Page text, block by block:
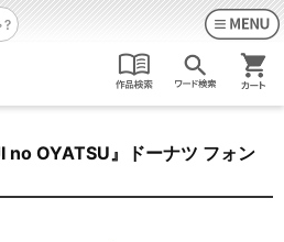
no OYATSU』ドーナツ フォン